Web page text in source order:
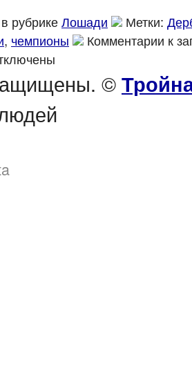
рубрикеЛошади Метки:
, чемпионы Комментарии к
©